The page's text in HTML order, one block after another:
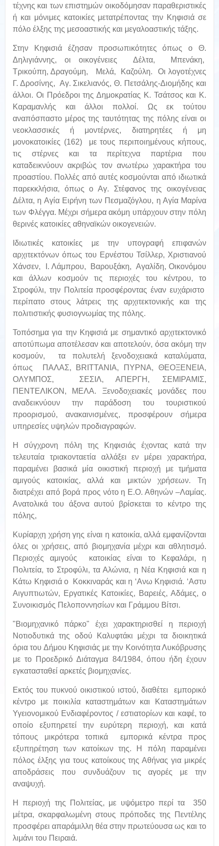
τέχνης και των επιστημών οικοδόμησαν παραθεριστικές
ή και μόνιμες κατοικίες μετατρέποντας την Κηφισιά σε
πόλο έλξης της μεσοαστικής και μεγαλοαστικής τάξης.
Στην Κηφισιά έζησαν προσωπικότητες όπως ο Θ.
Δηλιγιάννης, οι οικογένειες Δέλτα, Μπενάκη,
Τρικούπη, Δραγούμη, Μελά, Καζούλη. Οι λογοτέχνες
Γ. Δροσίνης, Αγ. Σικελιανός, Θ. Πετσάλης-Διομήδης και
άλλοι. Οι Πρόεδροι της Δημοκρατίας Κ. Τσάτσος και Κ.
Καραμανλής και άλλοι πολλοί. Ως εκ τούτου
αναπόσπαστο μέρος της ταυτότητας της πόλης είναι οι
νεοκλασσικές ή μοντέρνες, διατηρητέες ή μη
μονοκατοικίες (162) με τους περιποιημένους κήπους,
τις στέρνες και τα περίτεχνα παρτέρια που
καταδεικνύουν ακριβώς τον ανωτέρω χαρακτήρα του
προαστίου. Πολλές από αυτές κοσμούνται από ιδιωτικά
παρεκκλήσια, όπως ο Αγ. Στέφανος της οικογένειας
Δέλτα, η Αγία Ειρήνη των Πεσμαζόγλου, η Αγία Μαρίνα
των Φλέγγα. Μέχρι σήμερα ακόμη υπάρχουν στην πόλη
θερινές κατοικίες αθηναϊκών οικογενειών.
Ιδιωτικές κατοικίες με την υπογραφή επιφανών
αρχιτεκτόνων όπως του Ερνέστου Τσίλλερ, Χριστιανού
Χάνσεν, Ι. Λάμπρου, Βαρουξάκη, Αγαλίδη, Οικονόμου
και άλλων κοσμούν τις περιοχές του κέντρου, το
Στροφύλι, την Πολιτεία προσφέροντας έναν ευχάριστο
περίπατο στους λάτρεις της αρχιτεκτονικής και της
πολιτιστικής φυσιογνωμίας της πόλης.
Τοπόσημα για την Κηφισιά με σημαντικό αρχιτεκτονικό
αποτύπωμα αποτέλεσαν και αποτελούν, όσα ακόμη την
κοσμούν, τα πολυτελή ξενοδοχειακά καταλύματα,
όπως ΠΑΛΑΣ, BRITTANIA, ΠΥΡΝΑ, ΘΕΟΞΕΝΕΙΑ,
ΟΛΥΜΠΟΣ, ΣΕΣΙΛ, ΑΠΕΡΓΗ, ΣΕΜΙΡΑΜΙΣ,
ΠΕΝΤΕΛΙΚΟΝ, ΜΕΛΑ. Ξενοδοχειακές μονάδες που
αναδεικνύουν την παράδοση του τουριστικού
προορισμού, ανακαινισμένες, προσφέρουν σήμερα
υπηρεσίες υψηλών προδιαγραφών.
Η σύγχρονη πόλη της Κηφισιάς έχοντας κατά την
τελευταία τριακονταετία αλλάξει εν μέρει χαρακτήρα,
παραμένει βασικά μία οικιστική περιοχή με τμήματα
αμιγούς κατοικίας, αλλά και μικτών χρήσεων. Τη
διατρέχει από βορά προς νότο η Ε.Ο. Αθηνών –Λαμίας.
Ανατολικά του άξονα αυτού βρίσκεται το κέντρο της
πόλης,
Κυρίαρχη χρήση γης είναι η κατοικία, αλλά εμφανίζονται
όλες οι χρήσεις, από βιομηχανία μέχρι και αθλητισμό.
Περιοχές αμιγούς κατοικίας είναι το Κεφαλάρι, η
Πολιτεία, το Στροφύλι, τα Αλώνια, η Νέα Κηφισιά και η
Κάτω Κηφισιά ο Κοκκιναράς και η ‘Ανω Κηφισιά. ‘Αστυ
Αιγυπτιωτών, Εργατικές Κατοικίες, Βαρειές, Αδάμες, ο
Συνοικισμός Πελοποννησίων και Γράμμου Βίτσι.
"Βιομηχανικό πάρκο" έχει χαρακτηρισθεί η περιοχή
Νοτιοδυτικά της οδού Καλυφτάκι μέχρι τα διοικητικά
όρια του Δήμου Κηφισιάς με την Κοινότητα Λυκόβρυσης
με το Προεδρικό Διάταγμα 84/1984, όπου ήδη έχουν
εγκατασταθεί αρκετές βιομηχανίες.
Εκτός του πυκνού οικιστικού ιστού, διαθέτει εμπορικό
κέντρο με ποικιλία καταστημάτων και Καταστημάτων
Υγειονομικού Ενδιαφέροντος / εστιατορίων και καφέ, το
οποίο εξυπηρετεί την ευρύτερη περιοχή, και κατά
τόπους μικρότερα τοπικά εμπορικά κέντρα προς
εξυπηρέτηση των κατοίκων της. Η πόλη παραμένει
πόλος έλξης για τους κατοίκους της Αθήνας για μικρές
αποδράσεις που συνδυάζουν τις αγορές με την
αναψυχή.
Η περιοχή της Πολιτείας, με υψόμετρο περί τα 350
μέτρα, σκαρφαλωμένη στους πρόποδες της Πεντέλης
προσφέρει απαράμιλλη θέα στην πρωτεύουσα ως και το
λιμάνι του Πειραιά.